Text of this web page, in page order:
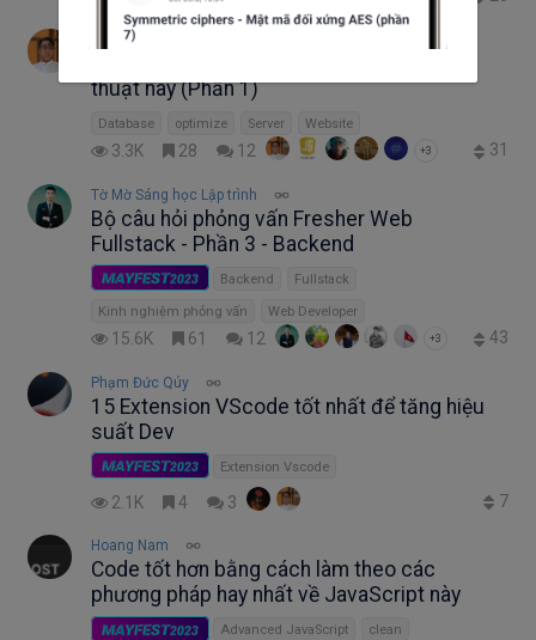
thang td
thuật này (Phần 1)
Database optimize Server Website
3.3K 28 12 +3 31
Tờ Mờ Sáng học Lập trình
Bộ câu hỏi phỏng vấn Fresher Web
Fullstack - Phần 3 - Backend
MAYFEST2023 Backend Fullstack
Kinh nghiệm phỏng vấn Web Developer
15.6K 61 12 +3 43
Phạm Đức Qúy
15 Extension VScode tốt nhất để tăng hiệu
suất Dev
MAYFEST2023 Extension Vscode
2.1K 4 3 7
Hoang Nam
Code tốt hơn bằng cách làm theo các
phương pháp hay nhất về JavaScript này
MAYFEST2023 Advanced JavaScript clean